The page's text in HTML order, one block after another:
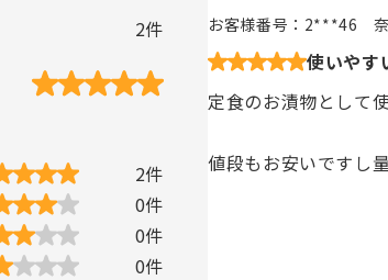
2件
2件
0件
0件
0件
お客様番号： 2***46
使いやす
定食のお漬物として
値段もお安いですし